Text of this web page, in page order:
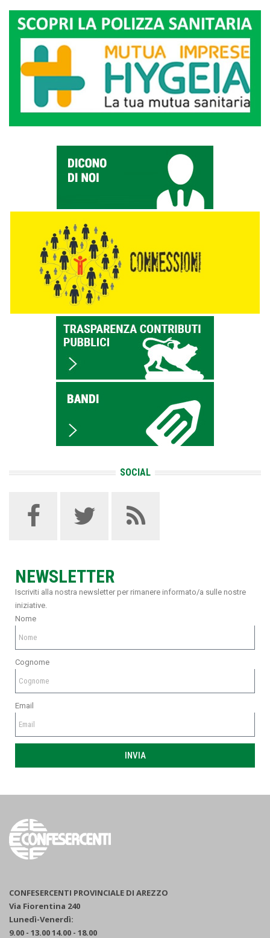
SOCIAL
NEWSLETTER
Iscriviti alla nostra newsletter per rimanere informato/a sulle nostre
iniziative.
Nome
Cognome
Email
INVIA
CONFESERCENTI PROVINCIALE DI AREZZO
Via Fiorentina 240
Lunedì-Venerdì:
9.00 - 13.00 14.00 - 18.00